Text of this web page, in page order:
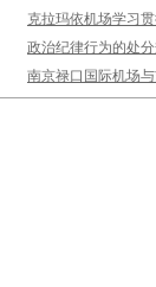
克拉玛依机场学习
政治纪律行为的处分
南京禄口国际机场